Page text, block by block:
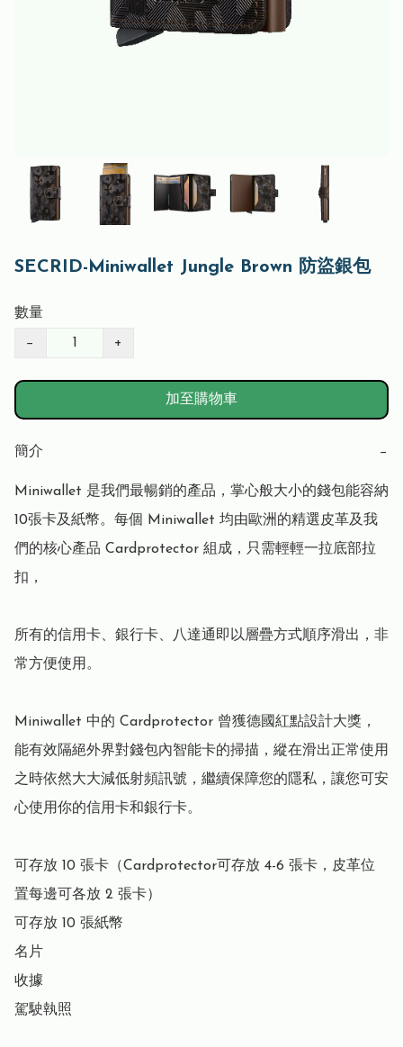
SECRID-Miniwallet Jungle Brown 防盜銀包
數量
− +
加至購物車
簡介 −
Miniwallet 是我們最暢銷的產品，掌心般大小的錢包能容納
10張卡及紙幣。每個 Miniwallet 均由歐洲的精選皮革及我
們的核心產品 Cardprotector 組成，只需輕輕一拉底部拉
扣，
所有的信用卡、銀行卡、八達通即以層疊方式順序滑出，非
常方便使用。
Miniwallet 中的 Cardprotector 曾獲德國紅點設計大獎，
能有效隔絕外界對錢包內智能卡的掃描，縱在滑出正常使用
之時依然大大減低射頻訊號，繼續保障您的隱私，讓您可安
心使用你的信用卡和銀行卡。
可存放 10 張卡（Cardprotector可存放 4-6 張卡，皮革位
置每邊可各放 2 張卡）
可存放 10 張紙幣
名片
收據
駕駛執照